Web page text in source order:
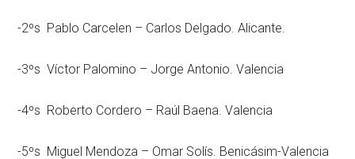
-2ºs Pablo Carcelen – Carlos Delgado. Alicante.
-3ºs Víctor Palomino – Jorge Antonio. Valencia
-4ºs Roberto Cordero – Raúl Baena. Valencia
-5ºs Miguel Mendoza – Omar Solís. Benicásim-Valencia